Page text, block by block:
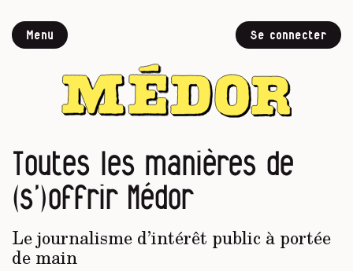
Menu Se connecter
Toutes les manières de
(s’)offrir Médor
Le journalisme d’intérêt public à portée
de main